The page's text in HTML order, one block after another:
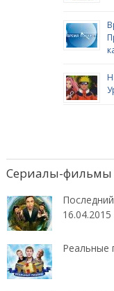
Сериалы-фильмы
16.04.2015
Реальные